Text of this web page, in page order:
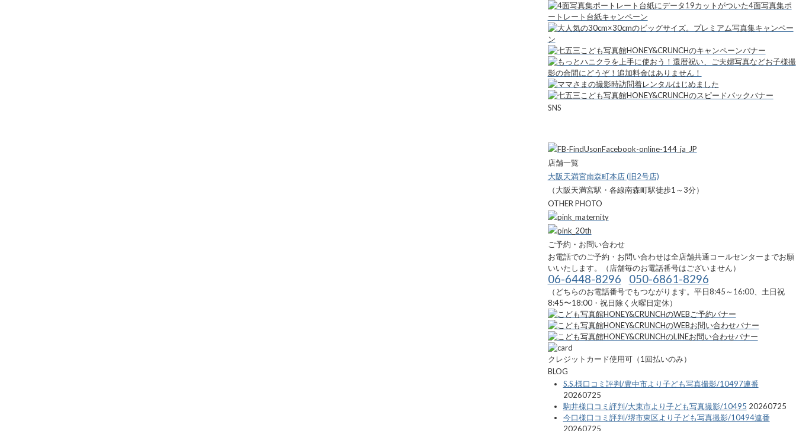
SNS
店舗一覧
大阪天満宮南森町本店 (旧2号店)
（大阪天満宮駅・各線南森町駅徒歩1～3分）
OTHER PHOTO
ご予約・お問い合わせ
お電話でのご予約・お問い合わせは全店舗共通コールセンターまでお願
いいたします。（店舗毎のお電話番号はございません）
06-6448-8296 050-6861-8296
（どちらのお電話番号でもつながります。平日8:45～16:00、土日祝
8:45〜18:00・祝日除く火曜日定休）
クレジットカード使用可（1回払いのみ）
BLOG
S.S.様口コミ評判/豊中市より子ども写真撮影/10497連番
20260725
駒井様口コミ評判/大東市より子ども写真撮影/10495 20260725
今口様口コミ評判/堺市東区より子ども写真撮影/10494連番
20260725